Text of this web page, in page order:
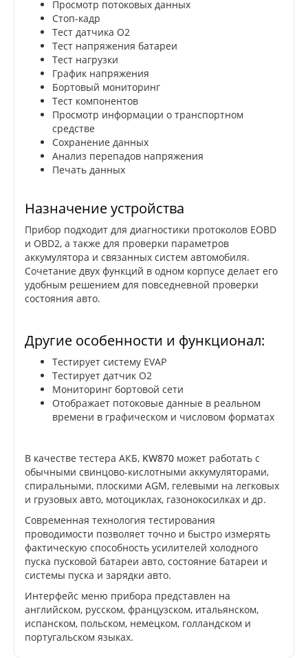
Просмотр потоковых данных
Стоп-кадр
Тест датчика O2
Тест напряжения батареи
Тест нагрузки
График напряжения
Бортовый мониторинг
Тест компонентов
Просмотр информации о транспортном
средстве
Сохранение данных
Анализ перепадов напряжения
Печать данных
Назначение устройства
Прибор подходит для диагностики протоколов EOBD
и OBD2, а также для проверки параметров
аккумулятора и связанных систем автомобиля.
Сочетание двух функций в одном корпусе делает его
удобным решением для повседневной проверки
состояния авто.
Другие особенности и функционал:
Тестирует систему EVAP
Тестирует датчик О2
Мониторинг бортовой сети
Отображает потоковые данные в реальном
времени в графическом и числовом форматах
В качестве тестера АКБ, KW870 может работать с
обычными свинцово-кислотными аккумуляторами,
спиральными, плоскими AGM, гелевыми на легковых
и грузовых авто, мотоциклах, газонокосилках и др.
Современная технология тестирования
проводимости позволяет точно и быстро измерять
фактическую способность усилителей холодного
пуска пусковой батареи авто, состояние батареи и
системы пуска и зарядки авто.
Интерфейс меню прибора представлен на
английском, русском, французском, итальянском,
испанском, польском, немецком, голландском и
португальском языках.